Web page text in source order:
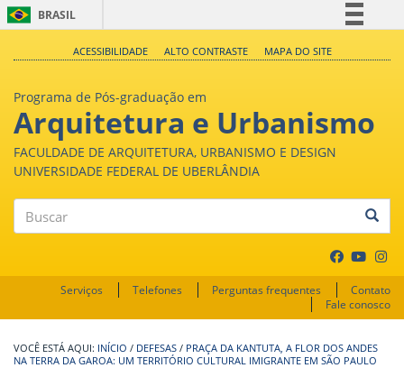
BRASIL
Acesso à informação
Legislação
ACESSIBILIDADE ALTO CONTRASTE MAPA DO SITE
Programa de Pós-graduação em
Arquitetura e Urbanismo
FACULDADE DE ARQUITETURA, URBANISMO E DESIGN
UNIVERSIDADE FEDERAL DE UBERLÂNDIA
Serviços Telefones Perguntas frequentes
Contato
Fale conosco
INÍCIO / DEFESAS / PRAÇA DA KANTUTA, A FLOR DOS ANDES
NA TERRA DA GAROA: UM TERRITÓRIO CULTURAL IMIGRANTE EM SÃO PAULO